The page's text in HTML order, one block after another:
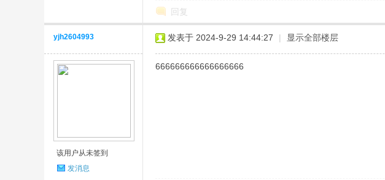
回复
yjh2604993
该用户从未签到
发消息
发表于 2024-9-29 14:44:27 | 显示全部楼层
666666666666666666